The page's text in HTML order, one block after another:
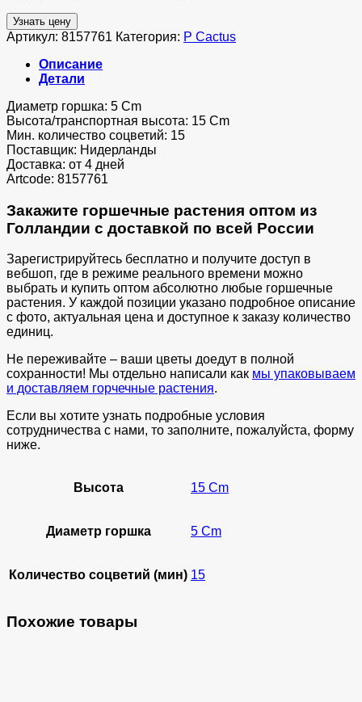
Узнать цену
Артикул: 8157761 Категория: P Cactus
Описание
Детали
Диаметр горшка: 5 Cm
Высота/транспортная высота: 15 Cm
Мин. количество соцветий: 15
Поставщик: Нидерланды
Доставка: от 4 дней
Artcode: 8157761
Закажите горшечные растения оптом из
Голландии с доставкой по всей России
Зарегистрируйтесь бесплатно и получите доступ в
вебшоп, где в режиме реального времени можно
выбрать и купить оптом абсолютно любые горшечные
растения. У каждой позиции указано подробное описание
с фото, актуальная цена и доступное к заказу количество
единиц.
Не переживайте – ваши цветы доедут в полной
сохранности! Мы отдельно написали как мы упаковываем
и доставляем горчечные растения.
Если вы хотите узнать подробные условия
сотрудничества с нами, то заполните, пожалуйста, форму
ниже.
Высота 15 Cm
Диаметр горшка 5 Cm
Количество соцветий (мин) 15
Похожие товары